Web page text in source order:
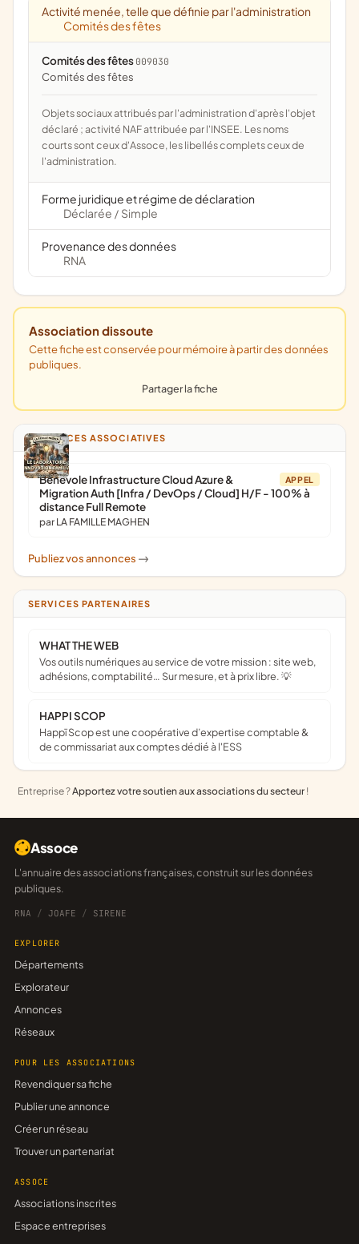
Activité menée, telle que définie par l'administration
Comités des fêtes
Comités des fêtes 009030
comités des fêtes
Objets sociaux attribués par l'administration d'après l'objet
déclaré ; activité NAF attribuée par l'INSEE. Les noms
courts sont ceux d'Assoce, les libellés complets ceux de
l'administration.
Forme juridique et régime de déclaration
Déclarée / Simple
Provenance des données
RNA
Association dissoute
Cette fiche est conservée pour mémoire à partir des données
publiques.
Partager la fiche
ANNONCES ASSOCIATIVES
APPEL
Bénévole Infrastructure Cloud Azure &
Migration Auth [Infra / DevOps / Cloud] H/F - 100% à
distance Full Remote
par LA FAMILLE MAGHEN
Publiez vos annonces ->
SERVICES PARTENAIRES
WHAT THE WEB
Vos outils numériques au service de votre mission : site web,
adhésions, comptabilité… Sur mesure, et à prix libre. 💡
HAPPI SCOP
Happï Scop est une coopérative d’expertise comptable &
de commissariat aux comptes dédié à l'ESS
Entreprise ?Apportez votre soutien aux associations du secteur !
Assoce
L'annuaire des associations françaises, construit sur les données
publiques.
RNA / JOAFE / SIRENE
EXPLORER
Départements
Explorateur
Annonces
Réseaux
POUR LES ASSOCIATIONS
Revendiquer sa fiche
Publier une annonce
Créer un réseau
Trouver un partenariat
ASSOCE
Associations inscrites
Espace entreprises